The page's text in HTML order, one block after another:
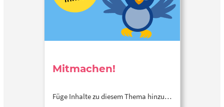
Mitmachen!
Füge Inhalte zu diesem Thema hinzu…